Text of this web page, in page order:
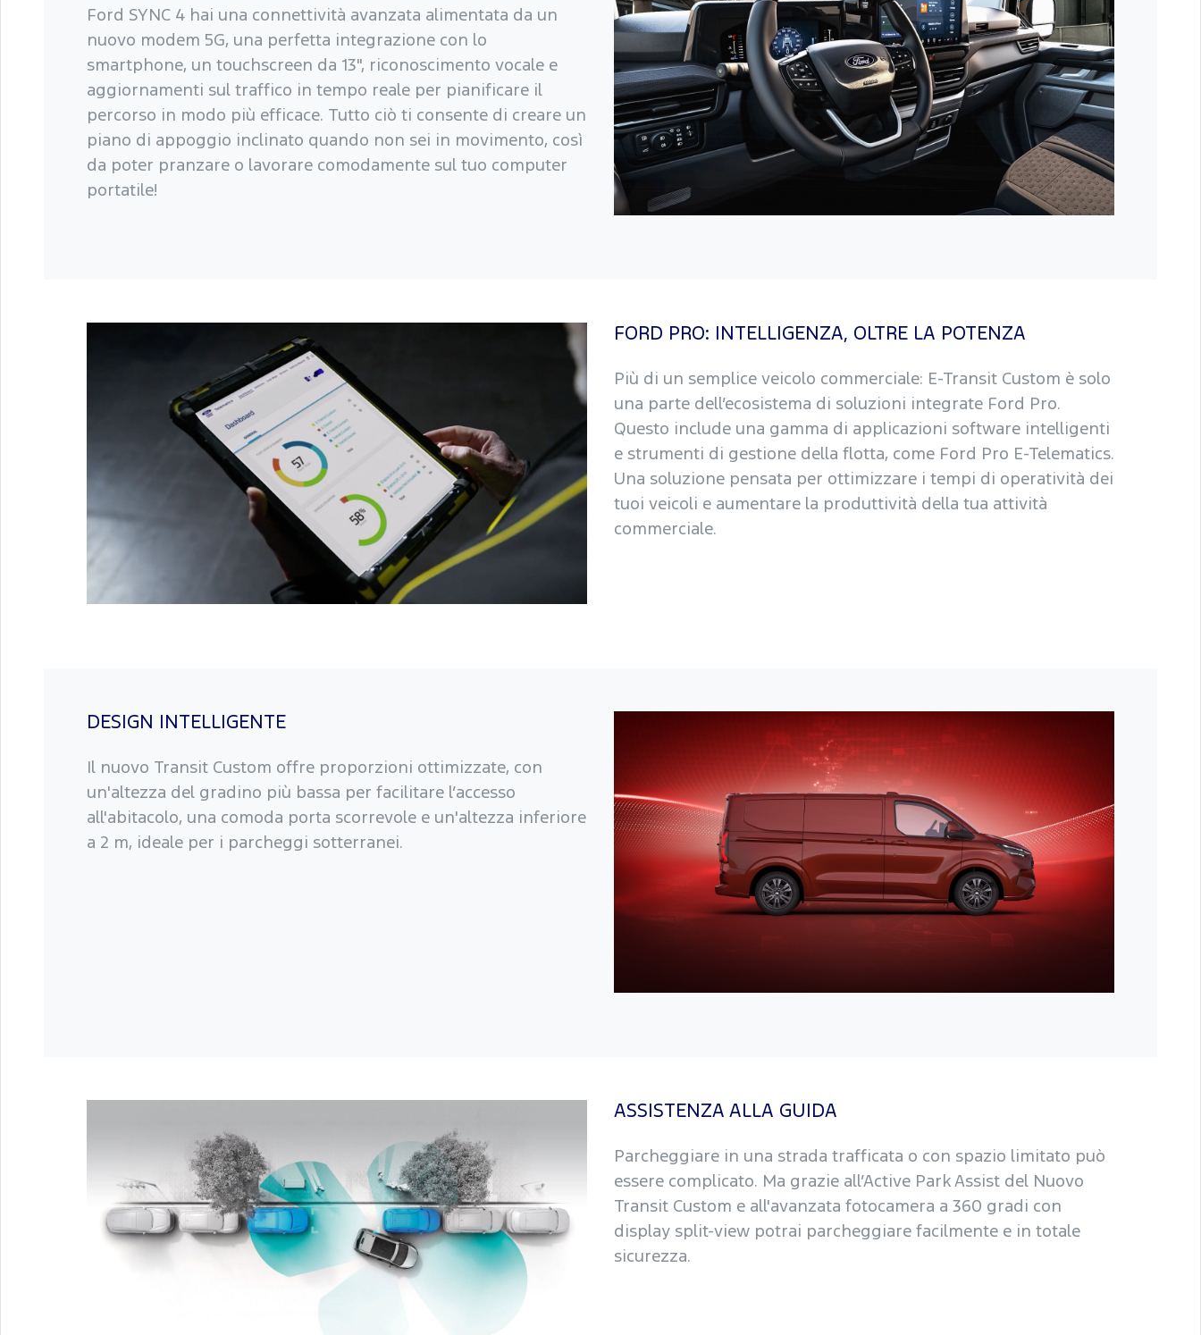
Ford SYNC 4 hai una connettività avanzata alimentata da un
nuovo modem 5G, una perfetta integrazione con lo
smartphone, un touchscreen da 13", riconoscimento vocale e
aggiornamenti sul traffico in tempo reale per pianificare il
percorso in modo più efficace. Tutto ciò ti consente di creare un
piano di appoggio inclinato quando non sei in movimento, così
da poter pranzare o lavorare comodamente sul tuo computer
portatile!
FORD PRO: INTELLIGENZA, OLTRE LA POTENZA
Più di un semplice veicolo commerciale: E-Transit Custom è solo
una parte dell’ecosistema di soluzioni integrate Ford Pro.
Questo include una gamma di applicazioni software intelligenti
e strumenti di gestione della flotta, come Ford Pro E-Telematics.
Una soluzione pensata per ottimizzare i tempi di operatività dei
tuoi veicoli e aumentare la produttività della tua attività
commerciale.
DESIGN INTELLIGENTE
Il nuovo Transit Custom offre proporzioni ottimizzate, con
un'altezza del gradino più bassa per facilitare l’accesso
all'abitacolo, una comoda porta scorrevole e un'altezza inferiore
a 2 m, ideale per i parcheggi sotterranei.
ASSISTENZA ALLA GUIDA
Parcheggiare in una strada trafficata o con spazio limitato può
essere complicato. Ma grazie all’Active Park Assist del Nuovo
Transit Custom e all'avanzata fotocamera a 360 gradi con
display split-view potrai parcheggiare facilmente e in totale
sicurezza.